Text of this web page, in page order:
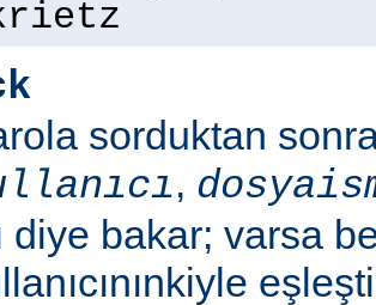
sorduktan
,
diye bakar; varsa